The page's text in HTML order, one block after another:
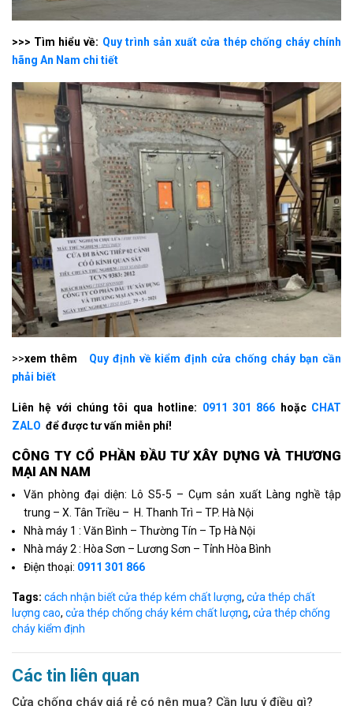
>>> Tìm hiểu về: Quy trình sản xuất cửa thép chống cháy chính
hãng An Nam chi tiết
>>xem thêm
Quy định về kiểm định cửa chống cháy bạn cần
phải biết
Liên hệ với chúng tôi qua hotline: 0911 301 866 hoặcCHAT
ZALO để được tư vấn miễn phí!
CÔNG TY CỔ PHẦN ÐẦU TƯ XÂY DỰNG VÀ THƯƠNG
MẠI AN NAM
Văn phòng đại diện: Lô S5-5 – Cụm sản xuất Làng nghề tập
trung – X. Tân Triều – H. Thanh Trì – TP. Hà Nội
Nhà máy 1 : Văn Bình – Thường Tín – Tp Hà Nội
Nhà máy 2 : Hòa Sơn – Lương Sơn – Tỉnh Hòa Bình
Điện thoại: 0911 301 866
Tags: cách nhận biết cửa thép kém chất lượng, cửa thép chất
lượng cao, cửa thép chống cháy kém chất lượng, cửa thép chống
cháy kiểm định
Các tin liên quan
Cửa chống cháy giá rẻ có nên mua? Cần lưu ý điều gì?